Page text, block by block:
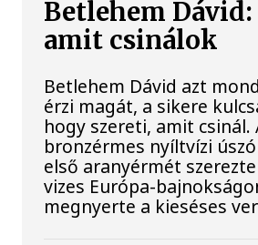
Betlehem
amit csinálok
Betlehem Dávid azt
érzi magát, a sikere
hogy szereti, amit csinál.
bronzérmes nyíltvízi
első aranyérmét
vizes Európa-
megnyerte a kieséses